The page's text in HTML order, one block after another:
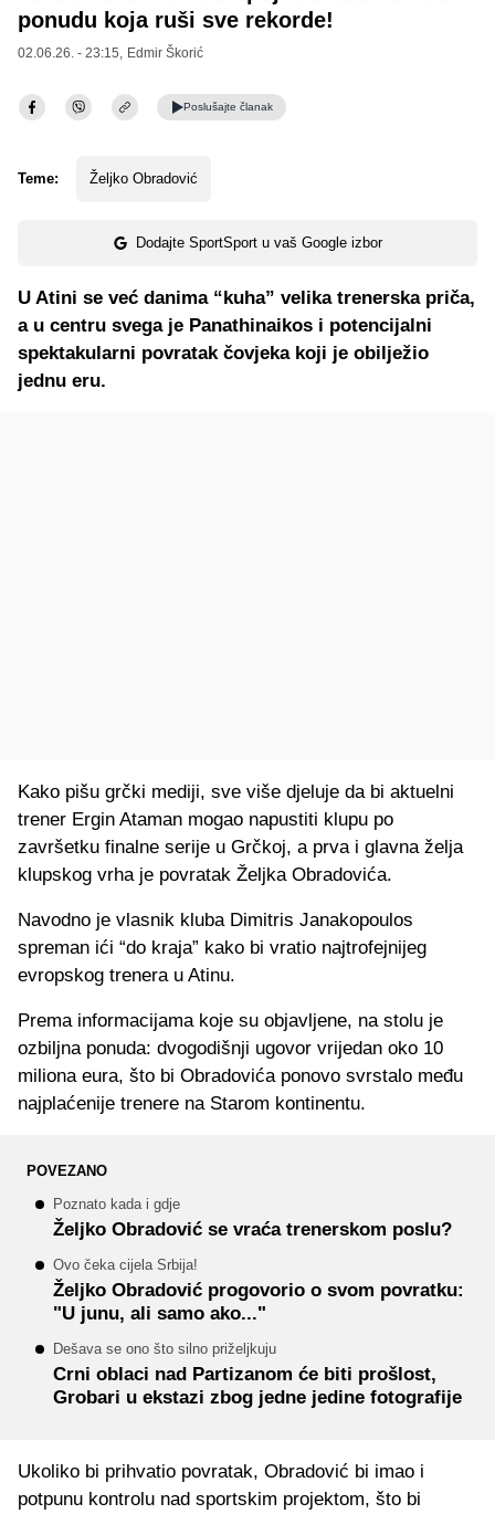
ponudu koja ruši sve rekorde!
02.06.26. - 23:15, Edmir Škorić
Poslušajte članak
Teme: Željko Obradović
Dodajte SportSport u vaš Google izbor
U Atini se već danima “kuha” velika trenerska priča,
a u centru svega je Panathinaikos i potencijalni
spektakularni povratak čovjeka koji je obilježio
jednu eru.
Kako pišu grčki mediji, sve više djeluje da bi aktuelni
trener Ergin Ataman mogao napustiti klupu po
završetku finalne serije u Grčkoj, a prva i glavna želja
klupskog vrha je povratak Željka Obradovića.
Navodno je vlasnik kluba Dimitris Janakopoulos
spreman ići “do kraja” kako bi vratio najtrofejnijeg
evropskog trenera u Atinu.
Prema informacijama koje su objavljene, na stolu je
ozbiljna ponuda: dvogodišnji ugovor vrijedan oko 10
miliona eura, što bi Obradovića ponovo svrstalo među
najplaćenije trenere na Starom kontinentu.
POVEZANO
Poznato kada i gdje
Željko Obradović se vraća trenerskom poslu?
Ovo čeka cijela Srbija!
Željko Obradović progovorio o svom povratku:
"U junu, ali samo ako..."
Dešava se ono što silno priželjkuju
Crni oblaci nad Partizanom će biti prošlost,
Grobari u ekstazi zbog jedne jedine fotografije
Ukoliko bi prihvatio povratak, Obradović bi imao i
potpunu kontrolu nad sportskim projektom, što bi